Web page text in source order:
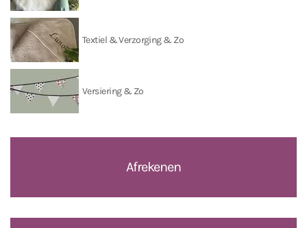
Textiel & Verzorging & Zo
Versiering & Zo
Afrekenen